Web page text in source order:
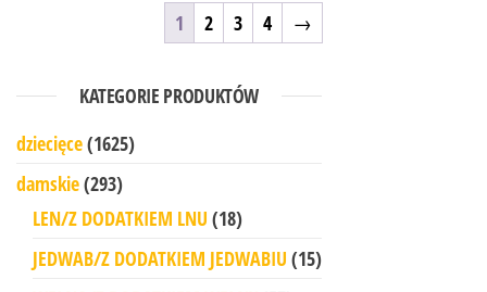
1 2 3 4 →
KATEGORIE PRODUKTÓW
dziecięce(1625)
damskie(293)
LEN/Z DODATKIEM LNU (18)
JEDWAB/Z DODATKIEM JEDWABIU (15)